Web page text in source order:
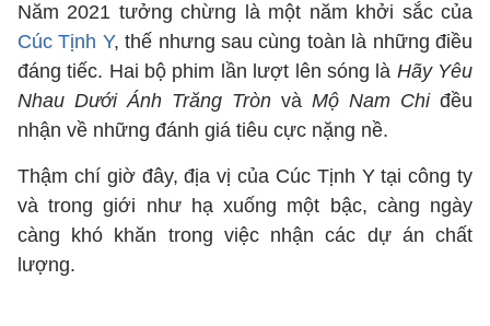
Năm 2021 tưởng chừng là một năm khởi sắc của
Cúc Tịnh Y, thế nhưng sau cùng toàn là những điều
đáng tiếc. Hai bộ phim lần lượt lên sóng là Hãy Yêu
Nhau Dưới Ánh Trăng Tròn và Mộ Nam Chiđều
nhận về những đánh giá tiêu cực nặng nề.
Thậm chí giờ đây, địa vị của Cúc Tịnh Y tại công ty
và trong giới như hạ xuống một bậc, càng ngày
càng khó khăn trong việc nhận các dự án chất
lượng.